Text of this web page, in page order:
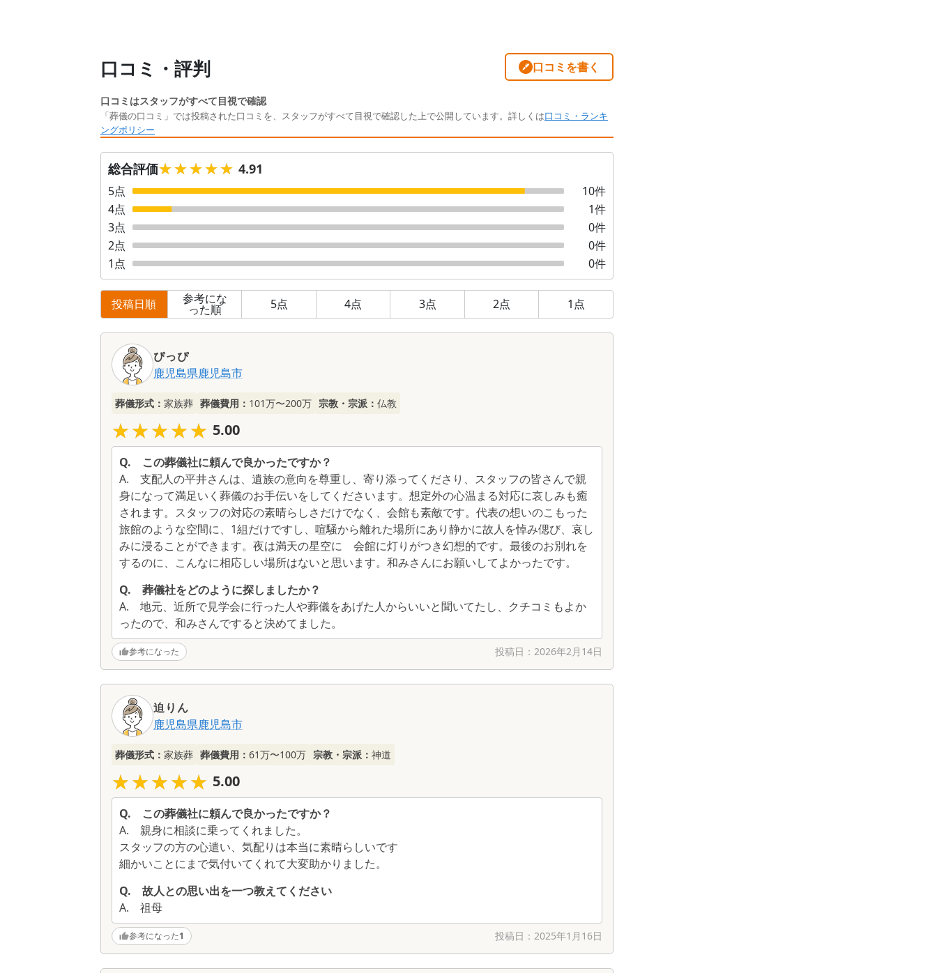
口コミ・評判 口コミを書く
口コミはスタッフがすべて目視で確認
「葬儀の口コミ」では投稿された口コミを、スタッフがすべて目視で確認した上で公開しています。詳しくは口コミ・ランキ
ングポリシー
総合評価★★★★★
★★★★★ 4.91
5点 10件
4点 1件
3点 0件
2点 0件
1 点 0件
投稿日順 参考にな
った順 5点 4点 3点 2点 1 点
口
ぴっぴ
鹿児島県鹿児島市
葬儀形式： 家族葬 葬儀費用： 101万〜200万 宗教・宗派： 仏教
★★★★★
★★★★★ 5.00
Q. この葬儀社に頼んで良かったですか？
A. 支配人の平井さんは、遺族の意向を尊重し、寄り添ってくださり、スタッフの皆さんで親
身になって満足いく葬儀のお手伝いをしてくださいます。想定外の心温まる対応に哀しみも癒
されます。スタッフの対応の素晴らしさだけでなく、会館も素敵です。代表の想いのこもった
旅館のような空間に、1組だけですし、喧騒から離れた場所にあり静かに故人を悼み偲び、哀し
みに浸ることができます。夜は満天の星空に 会館に灯りがつき幻想的です。最後のお別れを
するのに、こんなに相応しい場所はないと思います。和みさんにお願いしてよかったです。
Q. 葬儀社をどのように探しましたか？
A. 地元、近所で見学会に行った人や葬儀をあげた人からいいと聞いてたし、クチコミもよか
ったので、和みさんですると決めてました。
参考になった 投稿日： 2026年2月14日
迫りん
鹿児島県鹿児島市
葬儀形式： 家族葬 葬儀費用： 61万〜100万 宗教・宗派： 神道
★★★★★
★★★★★ 5.00
Q. この葬儀社に頼んで良かったですか？
A. 親身に相談に乗ってくれました。
スタッフの方の心遣い、気配りは本当に素晴らしいです
細かいことにまで気付いてくれて大変助かりました。
Q. 故人との思い出を一つ教えてください
A. 祖母
参考になった1 投稿日： 2025年1月16日